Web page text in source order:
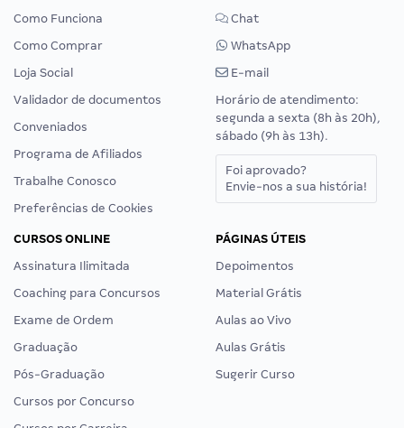
Como Funciona
Como Comprar
Loja Social
Validador de documentos
Conveniados
Programa de Afiliados
Trabalhe Conosco
Preferências de Cookies
Chat
WhatsApp
E-mail
Horário de atendimento:
segunda a sexta (8h às 20h),
sábado (9h às 13h).
Foi aprovado?
Envie-nos a sua história!
CURSOS ONLINE
Assinatura Ilimitada
Coaching para Concursos
Exame de Ordem
Graduação
Pós-Graduação
Cursos por Concurso
PÁGINAS ÚTEIS
Depoimentos
Material Grátis
Aulas ao Vivo
Aulas Grátis
Sugerir Curso